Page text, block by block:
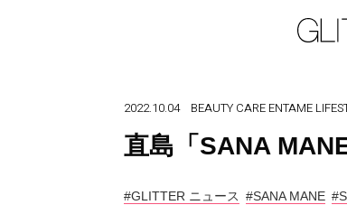
2022.10.04 BEAUTY CARE ENTAME
直島「SANA
#GLITTER ニュース #SANA MANE